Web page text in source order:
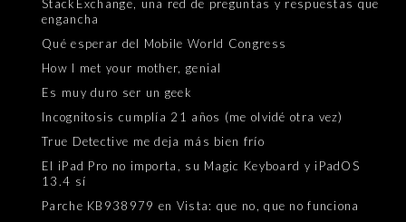
StackExchange, una red de preguntas y respuestas que
engancha
Qué esperar del Mobile World Congress
How I met your mother, genial
Es muy duro ser un geek
Incognitosis cumplía 21 años (me olvidé otra vez)
True Detective me deja más bien frío
El iPad Pro no importa, su Magic Keyboard y iPadOS
13.4 sí
Parche KB938979 en Vista: que no, que no funciona